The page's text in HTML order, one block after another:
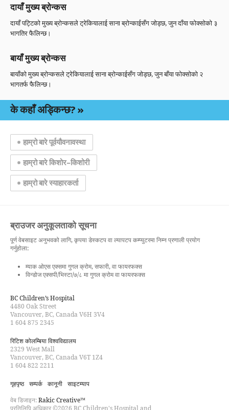
दायाँ मुख्य ब्रोन्कस
दायाँ पट्टिको मुख्य ब्रोन्कसले ट्रेकियालाई साना ब्रोन्काईसँग जोड्छ, जुन दाँया फोक्सोको ३
भागतिर फैलिन्छ।
बायाँ मुख्य ब्रोन्कस
बायाँको मुख्य ब्रोन्कसले ट्रेकियालाई साना ब्रोन्काईसँग जोड्छ, जुन बाँया फोक्सोको २
भागतर्फ फैलिन्छ।
के कहाँ अड्किन्छ?
हाम्रो बारे पूर्वयौवनावस्था
हाम्रो बारे किशोर–किशोरी
हाम्रो बारे स्याहारकर्ता
ब्राउजर अनुकूलताको सूचना
पूर्ण वेबसाइट अनुभवको लागि, कृपया डेस्कटप वा ल्यापटप कम्प्युटरमा निम्न प्रणाली प्रयोग
गर्नुहोला:
म्याक ओएस एक्समा गुगल क्रोम, सफारी, वा फायरफक्स
विन्डोज एक्सपी/भिस्टा/७/८ मा गुगल क्रोम वा फायरफक्स
BC Children’s Hospital
4480 Oak Street
Vancouver, BC, Canada V6H 3V4
1 604 875 2345
रिटिश कोलम्बिया विश्वविद्यालय
2329 West Mall
Vancouver, BC, Canada V6T 1Z4
1 604 822 2211
गृहपृष्ठ सम्पर्क कानूनी साइटम्याप
वेब डिजाइन:Rakic Creative™
प्रतिलिपि अधिकार ©2026 BC Children's Hospital and